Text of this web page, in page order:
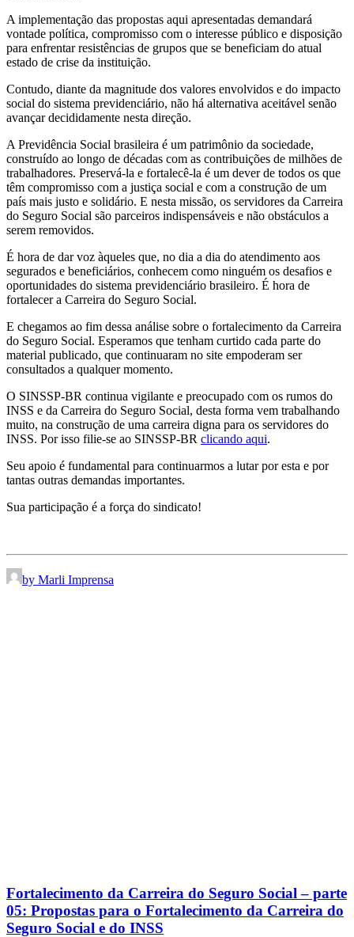
A implementação das propostas aqui apresentadas demandará
vontade política, compromisso com o interesse público e disposição
para enfrentar resistências de grupos que se beneficiam do atual
estado de crise da instituição.
Contudo, diante da magnitude dos valores envolvidos e do impacto
social do sistema previdenciário, não há alternativa aceitável senão
avançar decididamente nesta direção.
A Previdência Social brasileira é um patrimônio da sociedade,
construído ao longo de décadas com as contribuições de milhões de
trabalhadores. Preservá-la e fortalecê-la é um dever de todos os que
têm compromisso com a justiça social e com a construção de um
país mais justo e solidário. E nesta missão, os servidores da Carreira
do Seguro Social são parceiros indispensáveis e não obstáculos a
serem removidos.
É hora de dar voz àqueles que, no dia a dia do atendimento aos
segurados e beneficiários, conhecem como ninguém os desafios e
oportunidades do sistema previdenciário brasileiro. É hora de
fortalecer a Carreira do Seguro Social.
E chegamos ao fim dessa análise sobre o fortalecimento da Carreira
do Seguro Social. Esperamos que tenham curtido cada parte do
material publicado, que continuaram no site empoderam ser
consultados a qualquer momento.
O SINSSP-BR continua vigilante e preocupado com os rumos do
INSS e da Carreira do Seguro Social, desta forma vem trabalhando
muito, na construção de uma carreira digna para os servidores do
INSS. Por isso filie-se ao SINSSP-BR clicando aqui.
Seu apoio é fundamental para continuarmos a lutar por esta e por
tantas outras demandas importantes.
Sua participação é a força do sindicato!
by Marli Imprensa
Fortalecimento da Carreira do Seguro Social – parte
05: Propostas para o Fortalecimento da Carreira do
Seguro Social e do INSS